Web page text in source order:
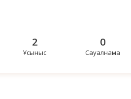
2
Ұсыныс
0
Сауалнама